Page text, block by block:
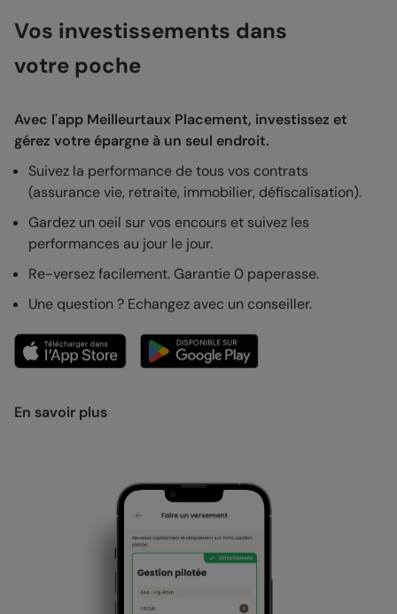
Vos investissements dans
votre poche
Avec l'app Meilleurtaux Placement, investissez et
gérez votre épargne à un seul endroit.
Suivez la performance de tous vos contrats
(assurance vie, retraite, immobilier, défiscalisation).
Gardez un oeil sur vos encours et suivez les
performances au jour le jour.
Re-versez facilement. Garantie 0 paperasse.
Une question ? Echangez avec un conseiller.
En savoir plus